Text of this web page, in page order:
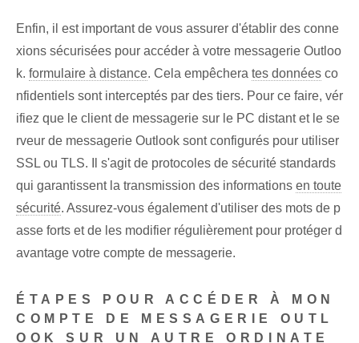
Enfin, il est important de vous assurer d'établir des conne
xions sécurisées pour accéder à votre messagerie Outloo
k. formulaire à distance. Cela empêchera tes données co
nfidentiels ⁣sont interceptés par des tiers. Pour ce faire, vér
ifiez que le client de messagerie sur le PC distant et le se
rveur de messagerie Outlook sont configurés pour utiliser
SSL ou TLS. Il s'agit de protocoles de sécurité standards
qui garantissent la transmission des informations en toute
sécurité.⁤ Assurez-vous également d'utiliser des mots de p
asse forts et de les modifier régulièrement pour protéger d
avantage votre compte de messagerie.
ÉTAPES POUR ACCÉDER À MON
COMPTE DE MESSAGERIE OUTL
OOK SUR UN AUTRE ORDINATE